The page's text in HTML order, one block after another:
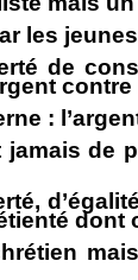
les
de
:
dont